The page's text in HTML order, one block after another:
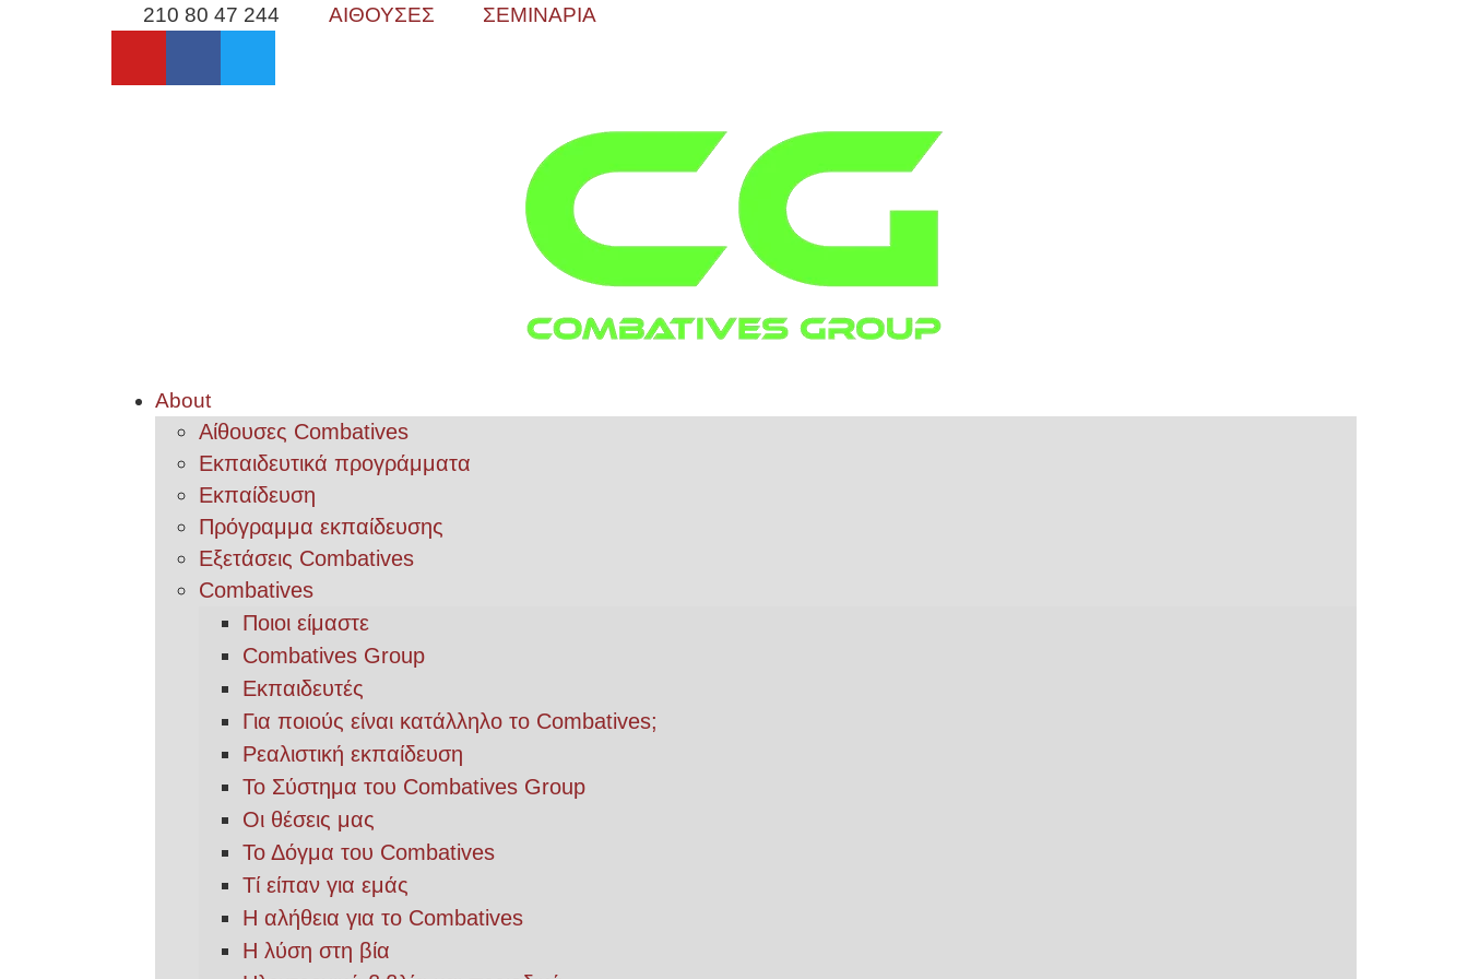
210 80 47 244 ΑΙΘΟΥΣΕΣ ΣΕΜΙΝΑΡΙΑ
About
Αίθουσες Combatives
Εκπαιδευτικά προγράμματα
Εκπαίδευση
Πρόγραμμα εκπαίδευσης
Εξετάσεις Combatives
Combatives
Ποιοι είμαστε
Combatives Group
Εκπαιδευτές
Για ποιούς είναι κατάλληλο το Combatives;
Ρεαλιστική εκπαίδευση
Το Σύστημα του Combatives Group
Οι θέσεις μας
Το Δόγμα του Combatives
Τί είπαν για εμάς
Η αλήθεια για το Combatives
Η λύση στη βία